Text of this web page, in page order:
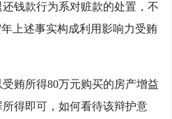
钱款行为系对赃款的处置，不
上述事实构成利用影响力受贿
所得80万元购买的房产增益
得即可，如何看待该辩护意